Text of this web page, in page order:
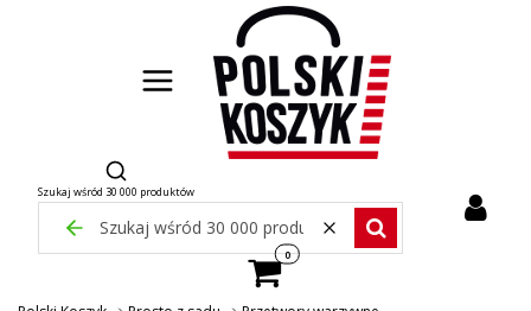
Otwórz wyszukiwarkę
Szukaj wśród 30 000 produktów
Zamknij wyszukiwarkę WyczyśćSzukaj wśród 30 000
Produkty w koszyku: 0. Zobacz